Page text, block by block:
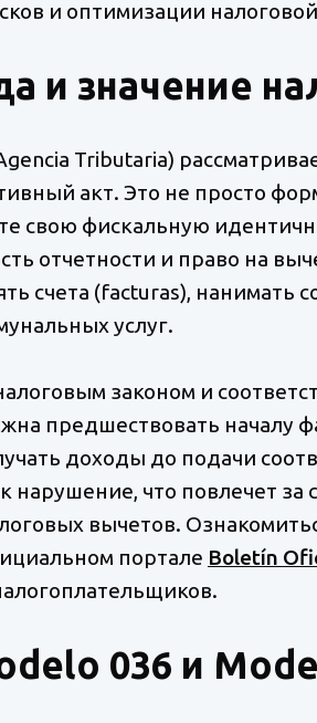
и оптимизации
и значение
Tributaria)
акт. Это не просто
свою фискальную
отчетности и право на
счета (facturas), нанимать
услуг.
законом и
предшествовать началу
доходы до подачи
нарушение, что повлечет
вычетов.
портале Boletín
036 и